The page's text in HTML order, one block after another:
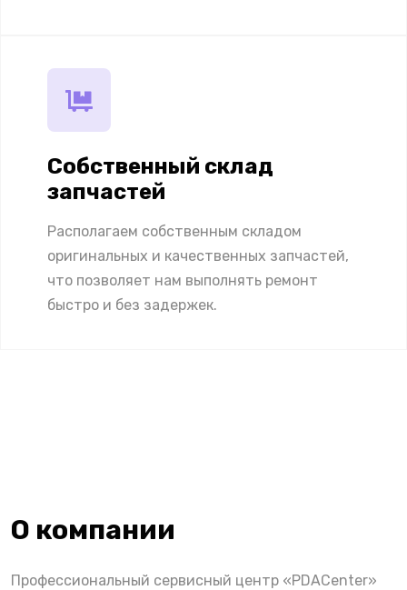
Собственный склад
запчастей
Располагаем собственным складом
оригинальных и качественных запчастей,
что позволяет нам выполнять ремонт
быстро и без задержек.
О компании
Профессиональный сервисный центр «PDACenter»